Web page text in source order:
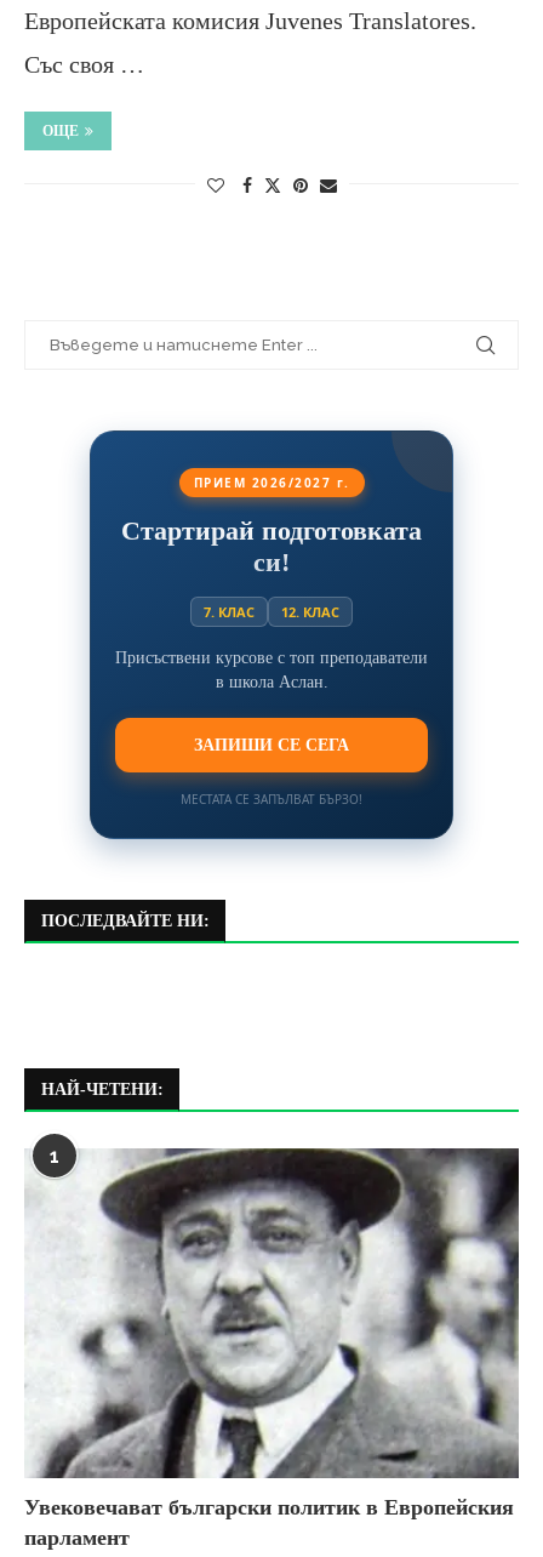
Европейската комисия Juvenes Translatores.
Със своя …
ОЩЕ
ПРИЕМ 2026/2027 г.
Стартирай подготовката
си!
7. КЛАС 12. КЛАС
Присъствени курсове с топ преподаватели
в школа Аслан.
ЗАПИШИ СЕ СЕГА
МЕСТАТА СЕ ЗАПЪЛВАТ БЪРЗО!
ПОСЛЕДВАЙТЕ НИ:
НАЙ-ЧЕТЕНИ:
1
Увековечават български политик в Европейския
парламент